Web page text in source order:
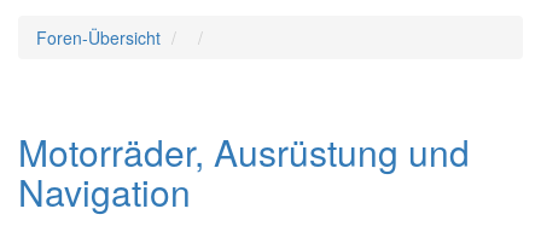
Foren-Übersicht
Motorräder, Ausrüstung und
Navigation